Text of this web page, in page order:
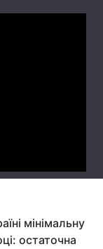
мінімальну
остаточна